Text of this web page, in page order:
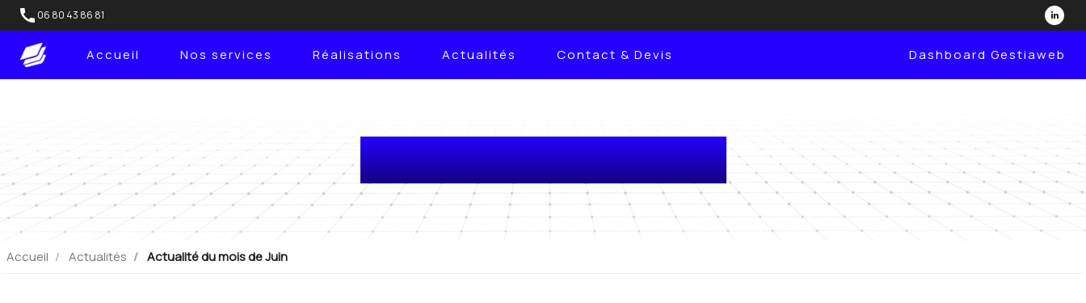
call 06 80 43 86 81
Accueil Nos services Réalisations Actualités Contact & Devis Dashboard Gestiaweb
Actualité du mois de Juin
Accueil Actualités Actualité du mois de Juin